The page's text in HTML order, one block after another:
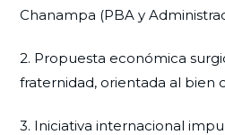
Chanampa (PBA y
2. Propuesta económica
fraternidad, orientada al bien
3. Iniciativa internacional